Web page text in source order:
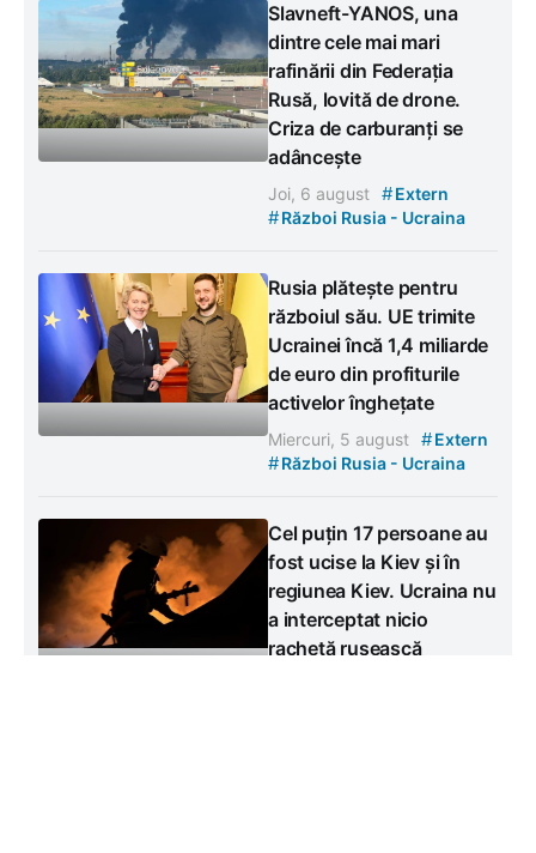
Slavneft-YANOS, una
dintre cele mai mari
rafinării din Federația
Rusă, lovită de drone.
Criza de carburanți se
adâncește
Joi, 6 august #Extern
#Război Rusia - Ucraina
Rusia plătește pentru
războiul său. UE trimite
Ucrainei încă 1,4 miliarde
de euro din profiturile
activelor înghețate
Miercuri, 5 august #Extern
#Război Rusia - Ucraina
Cel puțin 17 persoane au
fost ucise la Kiev și în
regiunea Kiev. Ucraina nu
a interceptat nicio
rachetă rusească